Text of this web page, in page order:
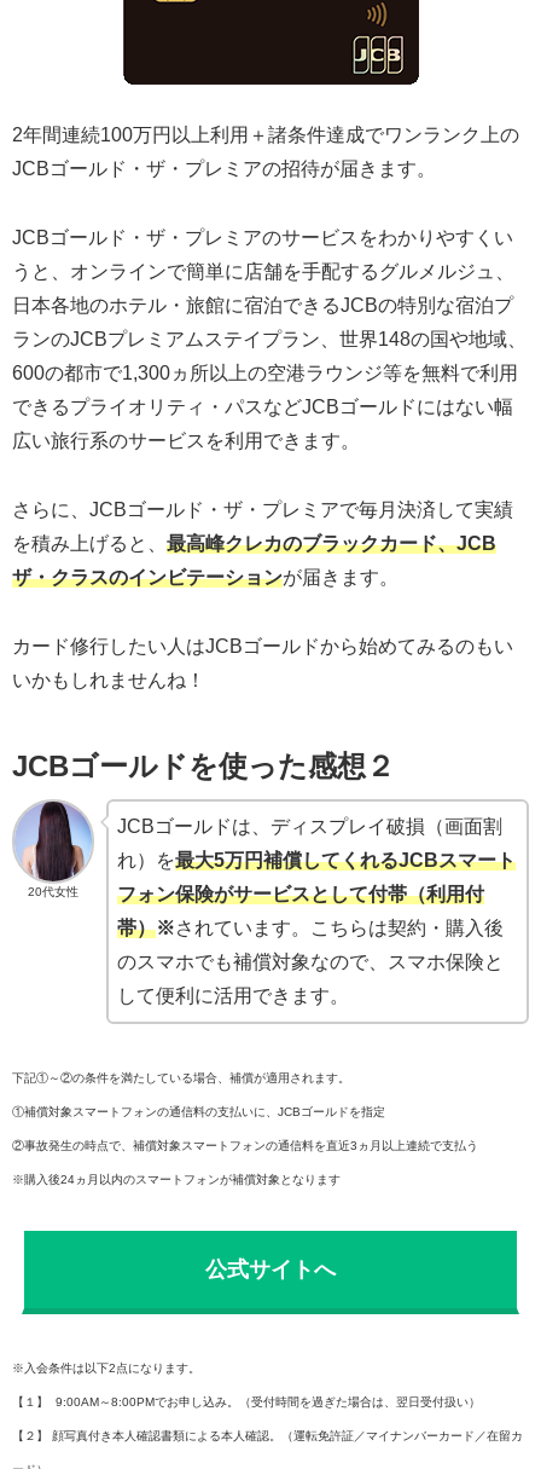
2年間連続100万円以上利用＋諸条件達成でワンランク上の
JCBゴールド・ザ・プレミアの招待が届きます。
JCBゴールド・ザ・プレミアのサービスをわかりやすくい
うと、オンラインで簡単に店舗を手配するグルメルジュ、
日本各地のホテル・旅館に宿泊できるJCBの特別な宿泊プ
ランのJCBプレミアムステイプラン、世界148の国や地域、
600の都市で1,300ヵ所以上の空港ラウンジ等を無料で利用
できるプライオリティ・パスなどJCBゴールドにはない幅
広い旅行系のサービスを利用できます。
さらに、JCBゴールド・ザ・プレミアで毎月決済して実績
を積み上げると、 最高峰クレカのブラックカード、JCB
ザ・クラスのインビテーションが届きます。
カード修行したい人はJCBゴールドから始めてみるのもい
いかもしれませんね！
JCBゴールドを使った感想２
20代女性
JCBゴールドは、ディスプレイ破損（画面割
れ）を最大5万円補償してくれるJCBスマート
フォン保険がサービスとして付帯（利用付
帯）※されています。こちらは契約・購入後
のスマホでも補償対象なので、スマホ保険と
して便利に活用できます。
下記①～②の条件を満たしている場合、補償が適用されます。
①補償対象スマートフォンの通信料の支払いに、JCBゴールドを指定
②事故発生の時点で、補償対象スマートフォンの通信料を直近3ヵ月以上連続で支払う
※購入後24ヵ月以内のスマートフォンが補償対象となります
公式サイトへ
※入会条件は以下2点になります。
【１】 9:00AM～8:00PMでお申し込み。（受付時間を過ぎた場合は、翌日受付扱い）
【２】 顔写真付き本人確認書類による本人確認。（運転免許証／マイナンバーカード／在留カ